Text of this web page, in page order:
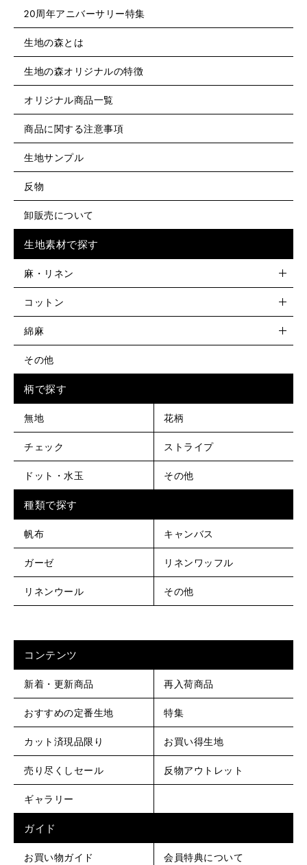
20周年アニバーサリー特集
生地の森とは
生地の森オリジナルの特徴
オリジナル商品一覧
商品に関する注意事項
生地サンプル
反物
卸販売について
生地素材で探す
麻・リネン
コットン
綿麻
その他
柄で探す
無地 花柄
チェック ストライプ
ドット・水玉 その他
種類で探す
帆布 キャンバス
ガーゼ リネンワッフル
リネンウール その他
コンテンツ
新着・更新商品 再入荷商品
おすすめの定番生地 特集
カット済現品限り お買い得生地
売り尽くしセール 反物アウトレット
ギャラリー
ガイド
お買い物ガイド 会員特典について